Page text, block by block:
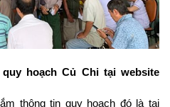
hoạch Củ Chi tại website
thông tin quy hoạch đó là tại